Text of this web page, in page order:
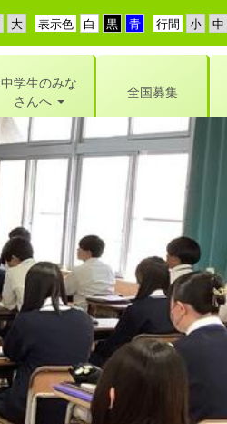
行間
表示色
中学生のみな
さんへ
全国募集